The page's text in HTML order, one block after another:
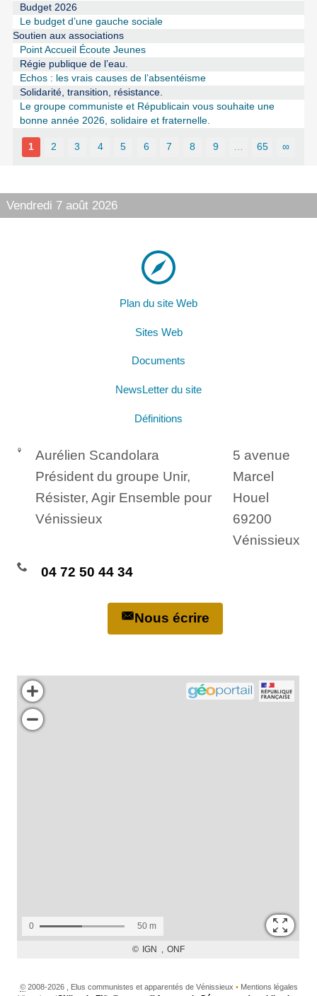
Budget 2026
Le budget d’une gauche sociale
Soutien aux associations
Point Accueil Écoute Jeunes
Régie publique de l’eau.
Echos : les vrais causes de l’absentéisme
Solidarité, transition, résistance.
Le groupe communiste et Républicain vous souhaite une
bonne année 2026, solidaire et fraternelle.
1 2 3 4 5 6 7 8 9 65 ∞
Vendredi 7 août 2026
Plan du site Web
Sites Web
Documents
NewsLetter du site
Définitions
Aurélien Scandolara
Président du groupe Unir,
Résister, Agir Ensemble pour
Vénissieux
5 avenue
Marcel
Houel
69200
Vénissieux
04 72 50 44 34
Nous écrire
©2008-2026 , Elus communistes et apparentés de Vénissieux •Mentions légales